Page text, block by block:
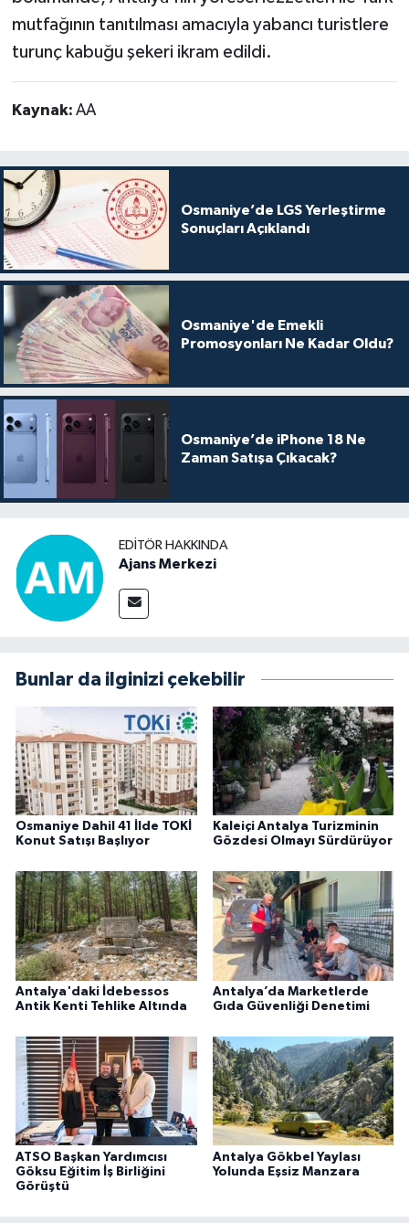
mutfağının tanıtılması amacıyla yabancı turistlere
turunç kabuğu şekeri ikram edildi.
Kaynak: AA
Osmaniye’de LGS Yerleştirme
Sonuçları Açıklandı
Osmaniye'de Emekli
Promosyonları Ne Kadar Oldu?
Osmaniye’de iPhone 18 Ne
Zaman Satışa Çıkacak?
EDITÖR HAKKINDA
Ajans Merkezi
Bunlar da ilginizi çekebilir
Osmaniye Dahil 41 İlde TOKİ
Konut Satışı Başlıyor
Kaleiçi Antalya Turizminin
Gözdesi Olmayı Sürdürüyor
Antalya'daki İdebessos
Antik Kenti Tehlike Altında
Antalya’da Marketlerde
Gıda Güvenliği Denetimi
ATSO Başkan Yardımcısı
Göksu Eğitim İş Birliğini
Görüştü
Antalya Gökbel Yaylası
Yolunda Eşsiz Manzara